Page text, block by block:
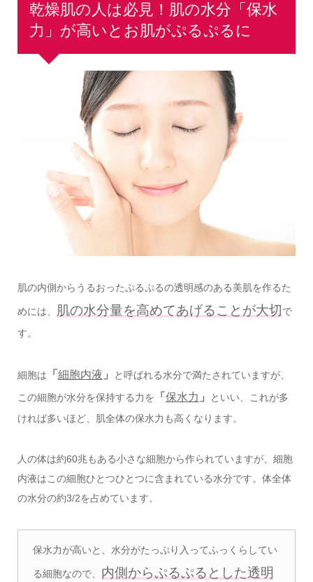
乾燥肌の人は必見！肌の水分「保水
力」が高いとお肌がぷるぷるに
肌の内側からうるおったぷるぷるの透明感のある美肌を作るた
めには、 肌の水分量を高めてあげることが大切で
す。
細胞は 「 細胞内液 」
と呼ばれる水分で満たされていますが、
この細胞が水分を保持する力を 「 保水力 」
といい、これが多
ければ多いほど、肌全体の保水力も高くなります。
人の体は約60兆もある小さな細胞から作られていますが、細胞
内液はこの細胞ひとつひとつに含まれている水分です。体全体
の水分の約3/2を占めています。
保水力が高いと、水分がたっぷり入ってふっくらしてい
る細胞なので、 内側からぷるぷるとした透明